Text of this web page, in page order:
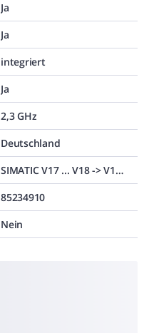
Ja
Ja
integriert
Ja
2,3 GHz
Deutschland
SIMATIC V17 ... V18 -> V19 PC Runtime
85234910
Nein